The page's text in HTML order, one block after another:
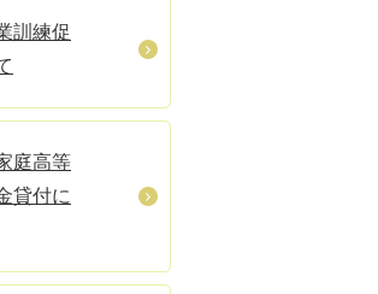
訓練促
庭高等
貸付に